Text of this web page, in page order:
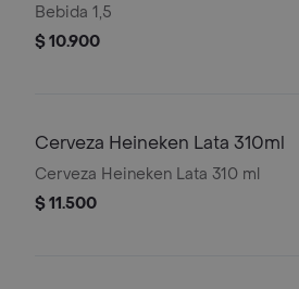
Bebida 1,5
$ 10.900
Cerveza Heineken Lata 310ml
Cerveza Heineken Lata 310 ml
$ 11.500